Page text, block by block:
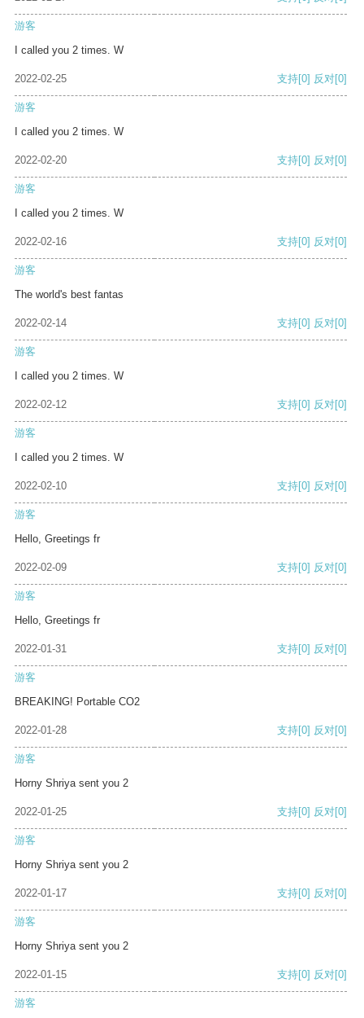
游客
I called you 2 times. W
2022-02-25 支持[0] 反对[0]
游客
I called you 2 times. W
2022-02-20 支持[0] 反对[0]
游客
I called you 2 times. W
2022-02-16 支持[0] 反对[0]
游客
The world's best fantas
2022-02-14 支持[0] 反对[0]
游客
I called you 2 times. W
2022-02-12 支持[0] 反对[0]
游客
I called you 2 times. W
2022-02-10 支持[0] 反对[0]
游客
Hello, Greetings fr
2022-02-09 支持[0] 反对[0]
游客
Hello, Greetings fr
2022-01-31 支持[0] 反对[0]
游客
BREAKING! Portable CO2
2022-01-28 支持[0] 反对[0]
游客
Horny Shriya sent you 2
2022-01-25 支持[0] 反对[0]
游客
Horny Shriya sent you 2
2022-01-17 支持[0] 反对[0]
游客
Horny Shriya sent you 2
2022-01-15 支持[0] 反对[0]
游客